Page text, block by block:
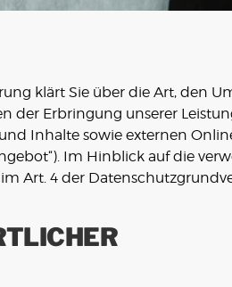
klärt Sie über die Art, den
der Erbringung unserer
Inhalte sowie externen
Im Hinblick auf die
Art. 4 der